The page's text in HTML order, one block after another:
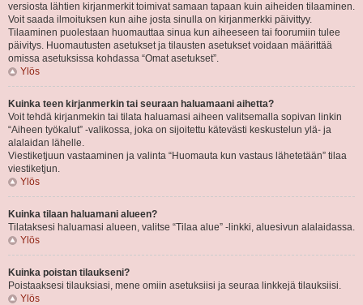
versiosta lähtien kirjanmerkit toimivat samaan tapaan kuin aiheiden tilaaminen.
Voit saada ilmoituksen kun aihe josta sinulla on kirjanmerkki päivittyy.
Tilaaminen puolestaan huomauttaa sinua kun aiheeseen tai foorumiin tulee
päivitys. Huomautusten asetukset ja tilausten asetukset voidaan määrittää
omissa asetuksissa kohdassa “Omat asetukset”.
Ylös
Kuinka teen kirjanmerkin tai seuraan haluamaani aihetta?
Voit tehdä kirjanmekin tai tilata haluamasi aiheen valitsemalla sopivan linkin
“Aiheen työkalut” -valikossa, joka on sijoitettu kätevästi keskustelun ylä- ja
alalaidan lähelle.
Viestiketjuun vastaaminen ja valinta “Huomauta kun vastaus lähetetään” tilaa
viestiketjun.
Ylös
Kuinka tilaan haluamani alueen?
Tilataksesi haluamasi alueen, valitse “Tilaa alue” -linkki, aluesivun alalaidassa.
Ylös
Kuinka poistan tilaukseni?
Poistaaksesi tilauksiasi, mene omiin asetuksiisi ja seuraa linkkejä tilauksiisi.
Ylös